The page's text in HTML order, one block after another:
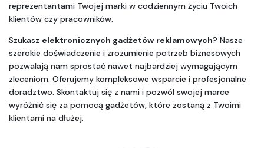
reprezentantami Twojej marki w codziennym życiu Twoich
klientów czy pracowników.
Szukasz elektronicznych gadżetów reklamowych? Nasze
szerokie doświadczenie i zrozumienie potrzeb biznesowych
pozwalają nam sprostać nawet najbardziej wymagającym
zleceniom. Oferujemy kompleksowe wsparcie i profesjonalne
doradztwo. Skontaktuj się z nami i pozwól swojej marce
wyróżnić się za pomocą gadżetów, które zostaną z Twoimi
klientami na dłużej.